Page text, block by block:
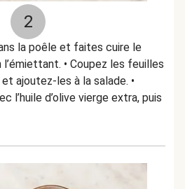
2
la poêle et faites cuire le
• Coupez les feuilles
ajoutez-les à la salade. •
l’huile d’olive vierge extra, puis